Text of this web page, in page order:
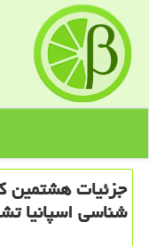
جزئیات هشتمین
شناسی اسپانیا